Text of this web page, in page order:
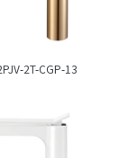
2T-CGP-13